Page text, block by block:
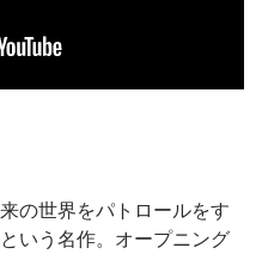
の世界をパトロールをす
いう名作。オープニング